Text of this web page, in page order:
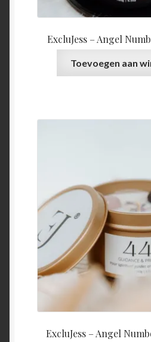
ExcluJess – Angel
Toevoegen aan
ExcluJess – Angel